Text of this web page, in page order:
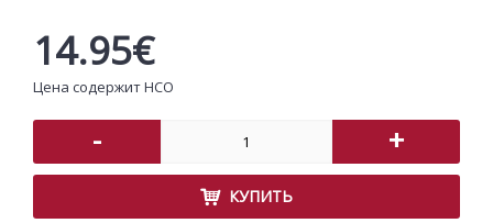
14.95€
Цена содержит НСО
- +
КУПИТЬ